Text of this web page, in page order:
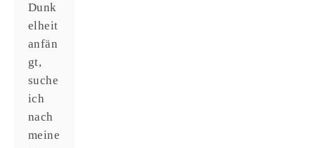
Dunk
elheit
anfän
gt,
suche
ich
nach
meine